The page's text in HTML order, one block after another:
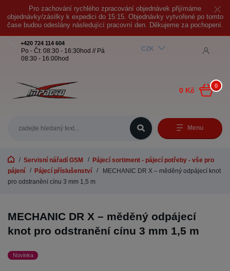
Pro zachování rychlého zpracování objednávek přijímáme
objednávky/zásilky k expedici do 15:15. Objednávky vytvořené po tomto
čase budou odeslány následující pracovní den. Děkujeme za pochopení.
Menu
CZK
+420 724 114 604
Po - Čt: 08:30 - 16:30hod // Pá
08:30 - 16:00hod
0
0 Kč
Servisní nářadí GSM
Pájecí sortiment - pájecí potřeby - vše pro
pájení
Pájecí příslušenství
MECHANIC DR X – měděný odpájecí knot
pro odstranění cínu 3 mm 1,5 m
MECHANIC DR X – měděný odpájecí
knot pro odstranění cínu 3 mm 1,5 m
Novinka